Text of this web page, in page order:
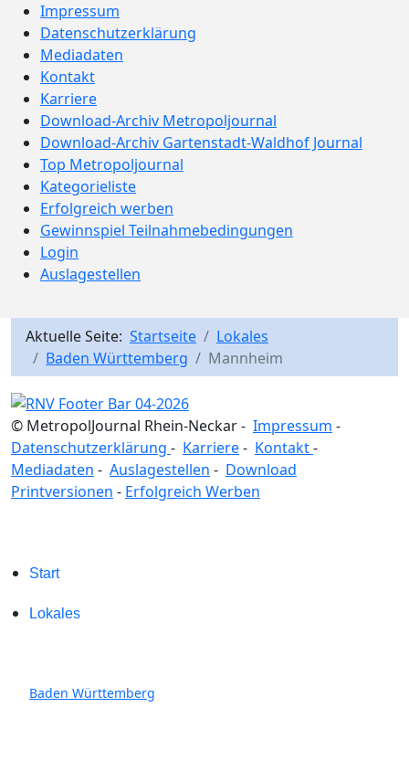
Impressum
Datenschutzerklärung
Mediadaten
Kontakt
Karriere
Download-Archiv Metropoljournal
Download-Archiv Gartenstadt-Waldhof Journal
Top Metropoljournal
Kategorieliste
Erfolgreich werben
Gewinnspiel Teilnahmebedingungen
Login
Auslagestellen
Aktuelle Seite: Startseite
Lokales
Baden Württemberg
Mannheim
© MetropolJournal Rhein-Neckar - Impressum -
Datenschutzerklärung - Karriere- Kontakt-
Mediadaten - Auslagestellen - Download
Printversionen - Erfolgreich Werben
Start
Lokales
Baden Württemberg